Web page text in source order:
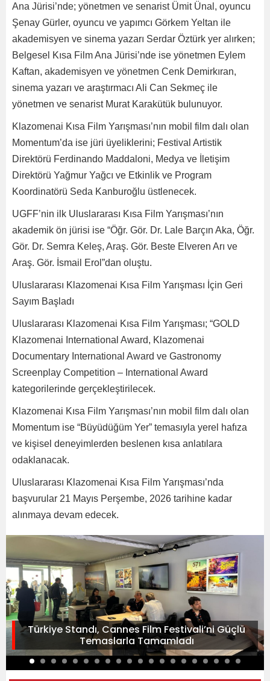
Ana Jürisi’nde; yönetmen ve senarist Ümit Ünal, oyuncu
Şenay Gürler, oyuncu ve yapımcı Görkem Yeltan ile
akademisyen ve sinema yazarı Serdar Öztürk yer alırken;
Belgesel Kısa Film Ana Jürisi’nde ise yönetmen Eylem
Kaftan, akademisyen ve yönetmen Cenk Demirkıran,
sinema yazarı ve araştırmacı Ali Can Sekmeç ile
yönetmen ve senarist Murat Karakütük bulunuyor.
Klazomenai Kısa Film Yarışması’nın mobil film dalı olan
Momentum’da ise jüri üyeliklerini; Festival Artistik
Direktörü Ferdinando Maddaloni, Medya ve İletişim
Direktörü Yağmur Yağcı ve Etkinlik ve Program
Koordinatörü Seda Kanburoğlu üstlenecek.
UGFF’nin ilk Uluslararası Kısa Film Yarışması’nın
akademik ön jürisi ise “Öğr. Gör. Dr. Lale Barçın Aka, Öğr.
Gör. Dr. Semra Keleş, Araş. Gör. Beste Elveren Arı ve
Araş. Gör. İsmail Erol”dan oluştu.
Uluslararası Klazomenai Kısa Film Yarışması İçin Geri
Sayım Başladı
Uluslararası Klazomenai Kısa Film Yarışması; “GOLD
Klazomenai International Award, Klazomenai
Documentary International Award ve Gastronomy
Screenplay Competition – International Award
kategorilerinde gerçekleştirilecek.
Klazomenai Kısa Film Yarışması’nın mobil film dalı olan
Momentum ise “Büyüdüğüm Yer” temasıyla yerel hafıza
ve kişisel deneyimlerden beslenen kısa anlatılara
odaklanacak.
Uluslararası Klazomenai Kısa Film Yarışması’nda
başvurular 21 Mayıs Perşembe, 2026 tarihine kadar
alınmaya devam edecek.
Türkiye Standı, Cannes Film Festivali’ni Güçlü
Temaslarla Tamamladı